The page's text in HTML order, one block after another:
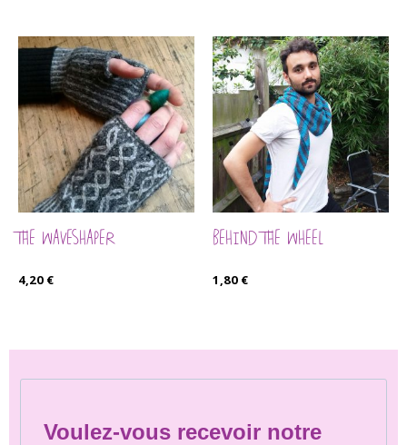
THE WAVESHAPER
4,20 €
BEHIND THE WHEEL
1,80 €
Voulez-vous recevoir notre